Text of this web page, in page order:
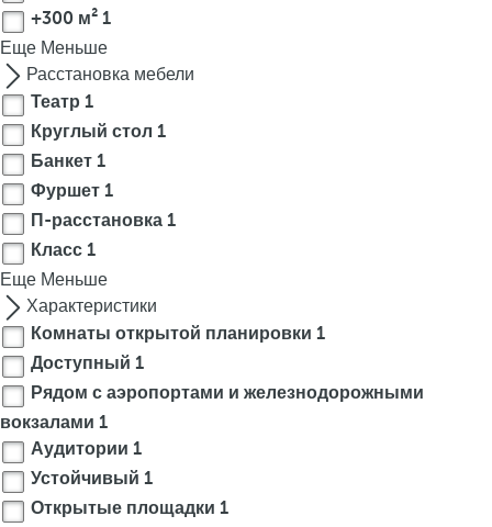
i
o
n
o
n
t
h
p
o
p
u
p
.
+300 м² 1
Еще Меньше
Расстановка мебели
Театр 1
Круглый стол 1
Банкет 1
Фуршет 1
П-расстановка 1
Класс 1
Еще Меньше
Характеристики
Комнаты открытой планировки 1
Доступный 1
Рядом с аэропортами и железнодорожными
вокзалами 1
Аудитории 1
Устойчивый 1
Открытые площадки 1